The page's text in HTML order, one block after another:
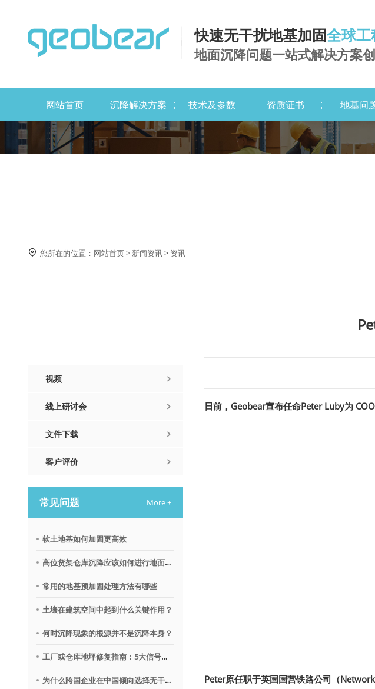
快速无干扰地基加固全球
地面沉降问题一站式解决方案
网站首页 沉降解决方案 技术及参数 资质证书 地基问
 您所在的位置： 网站首页> 新闻资讯> 资讯
视频
线上研讨会
文件下载
客户评价
常见问题 More +
软土地基如何加固更高效
高位货架仓库沉降应该如何进行地面调平？
常用的地基预加固处理方法有哪些
土壤在建筑空间中起到什么关键作用？
何时沉降现象的根源并不是沉降本身？
工厂或仓库地坪修复指南：5大信号提示需要地质聚合物技术
为什么跨国企业在中国倾向选择无干扰地基修复沉降技术？
日前，Geobear宣布任命Peter Luby为 COO
Peter原任职于英国国营铁路公司（